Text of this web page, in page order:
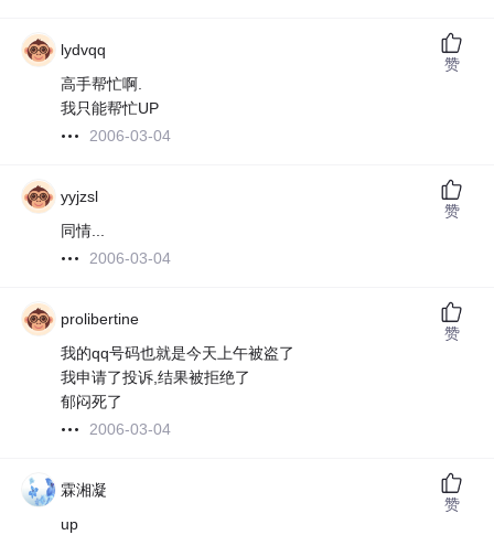
lydvqq
高手帮忙啊.
我只能帮忙UP
2006-03-04
赞
yyjzsl
同情...
2006-03-04
赞
prolibertine
我的qq号码也就是今天上午被盗了
我申请了投诉,结果被拒绝了
郁闷死了
2006-03-04
赞
霖湘凝
up
赞